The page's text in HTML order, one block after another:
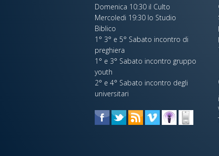
Domenica 10:30 il Culto
Mercoledi 19:30 lo Studio
Biblico
1° 3° e 5° Sabato incontro di
preghiera
1° e 3° Sabato incontro gruppo
youth
2° e 4° Sabato incontro degli
universitari